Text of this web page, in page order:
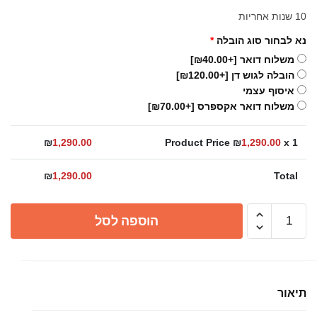
10 שנות אחריות
נא לבחור סוג הובלה *
משלוח דואר [+₪40.00]
הובלה לגוש דן [+₪120.00]
איסוף עצמי
משלוח דואר אקספרס [+₪70.00]
Product Price ₪1,290.00 x 1
₪1,290.00
Total
₪1,290.00
אינטרפוץ
הוספה לסל
תיאור